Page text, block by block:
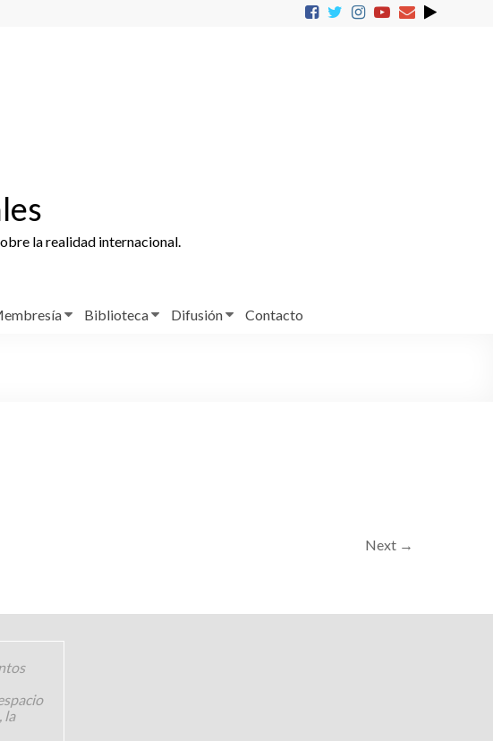
la realidad internacional.
Biblioteca Difusión Contacto
Next →
la